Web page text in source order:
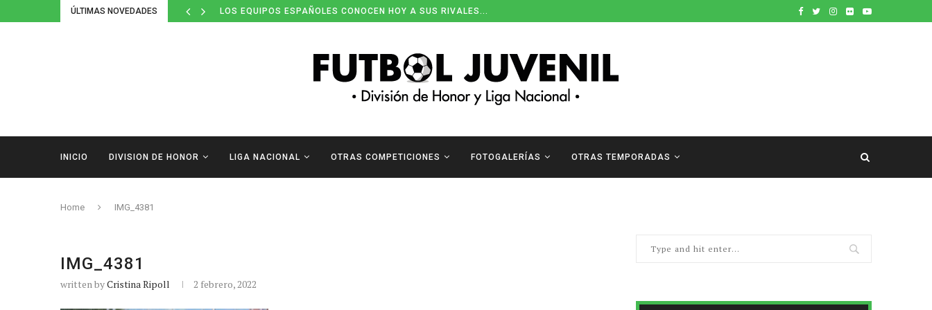
ÚLTIMAS NOVEDADES LOS EQUIPOS ESPAÑOLES CONOCEN HOY A SUS RIVALES...
INICIO DIVISION DE HONOR LIGA NACIONAL OTRAS COMPETICIONES FOTOGALERÍAS OTRAS TEMPORADAS
Home IMG_4381
IMG_4381
written byCristina Ripoll 2 febrero, 2022